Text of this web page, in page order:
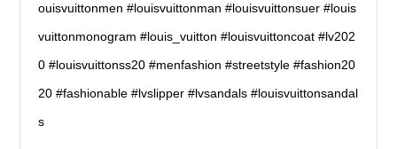
ouisvuittonmen #louisvuittonman #louisvuittonsuer #louis
vuittonmonogram #louis_vuitton #louisvuittoncoat #lv202
0 #louisvuittonss20 #menfashion #streetstyle #fashion20
20 #fashionable #lvslipper #lvsandals #louisvuittonsandal
s